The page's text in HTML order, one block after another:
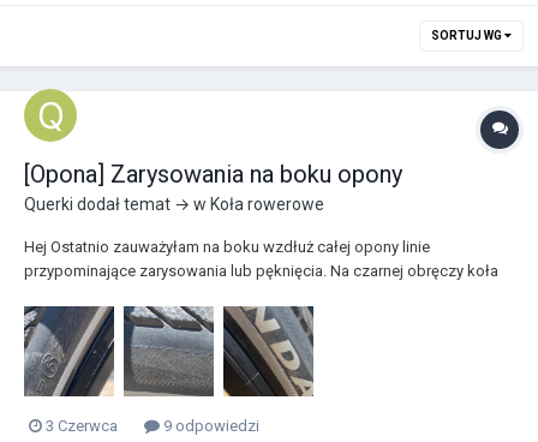
SORTUJ WG
[Opona] Zarysowania na boku opony
Querki dodał temat → w Koła rowerowe
Hej Ostatnio zauważyłam na boku wzdłuż całej opony linie
przypominające zarysowania lub pęknięcia. Na czarnej obręczy koła
jedynie ślady użytkowania, czy może wada fabryczna, która mogłaby
wpłynąć na bezpieczeństwo ja...
3 Czerwca 9 odpowiedzi